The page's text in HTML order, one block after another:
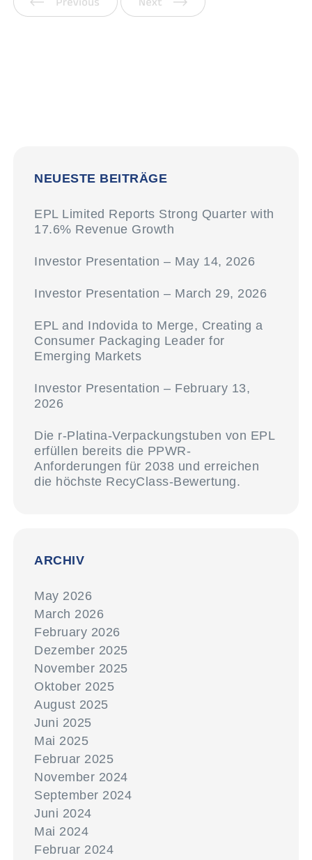
NEUESTE BEITRÄGE
EPL Limited Reports Strong Quarter with
17.6% Revenue Growth
Investor Presentation – May 14, 2026
Investor Presentation – March 29, 2026
EPL and Indovida to Merge, Creating a
Consumer Packaging Leader for
Emerging Markets
Investor Presentation – February 13,
2026
Die r-Platina-Verpackungstuben von EPL
erfüllen bereits die PPWR-
Anforderungen für 2038 und erreichen
die höchste RecyClass-Bewertung.
ARCHIV
May 2026
March 2026
February 2026
Dezember 2025
November 2025
Oktober 2025
August 2025
Juni 2025
Mai 2025
Februar 2025
November 2024
September 2024
Juni 2024
Mai 2024
Februar 2024